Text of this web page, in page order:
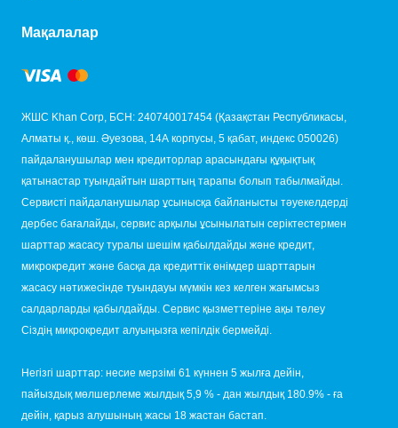
Мақалалар
ЖШС Khan Corp, БСН: 240740017454 (Қазақстан Республикасы,
Алматы қ., көш. Әуезова, 14А корпусы, 5 қабат, индекс 050026)
пайдаланушылар мен кредиторлар арасындағы құқықтық
қатынастар туындайтын шарттың тарапы болып табылмайды.
Сервисті пайдаланушылар ұсынысқа байланысты тәуекелдерді
дербес бағалайды, сервис арқылы ұсынылатын серіктестермен
шарттар жасасу туралы шешім қабылдайды және кредит,
микрокредит және басқа да кредиттік өнімдер шарттарын
жасасу нәтижесінде туындауы мүмкін кез келген жағымсыз
салдарларды қабылдайды. Сервис қызметтеріне ақы төлеу
Сіздің микрокредит алуыңызға кепілдік бермейді.
Негізгі шарттар: несие мерзімі 61 күннен 5 жылға дейін,
пайыздық мөлшерлеме жылдық 5,9 % - дан жылдық 180.9% - ға
дейін, қарыз алушының жасы 18 жастан бастап.